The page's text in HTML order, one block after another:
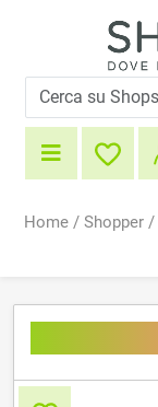
Home / Shopper /